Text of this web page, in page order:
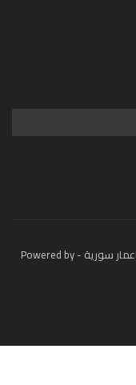
جميع حقوق الطبع و النشر محفوظة © لموقع اعمار سورية - Powered by